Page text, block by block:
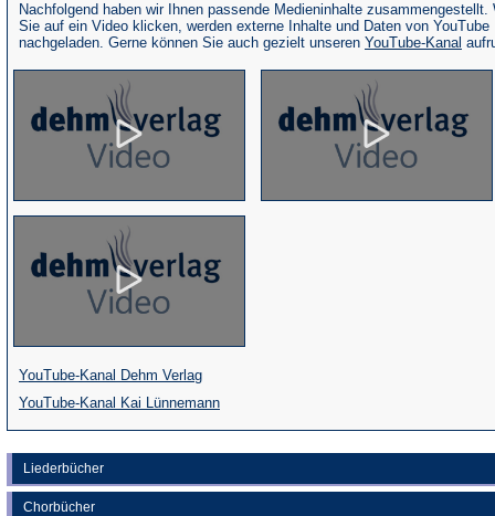
Liederbücher
Chorbücher
Nachfolgend haben wir Ihnen passende Medieninhalte zusammengestellt.
Sie auf ein Video klicken, werden externe Inhalte und Daten von YouTube
nachgeladen. Gerne können Sie auch gezielt unseren YouTube-Kanal
YouTube-Kanal Dehm Verlag(Öffnet
in
einem
neuen
Tab)
YouTube-Kanal Kai Lünnemann(Öffnet
in
einem
neuen